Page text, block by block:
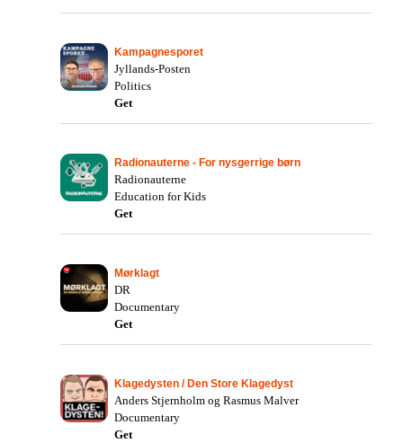
Kampagnesporet
Jyllands-Posten
Politics
Get
Radionauterne - For nysgerrige børn
Radionauterne
Education for Kids
Get
Mørklagt
DR
Documentary
Get
Klagedysten / Den Store Klagedyst
Anders Stjernholm og Rasmus Malver
Documentary
Get